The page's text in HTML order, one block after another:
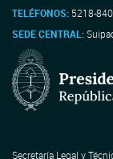
TELÉFONOS: 5218-
SEDE CENTRAL:
Secretaría Legal y